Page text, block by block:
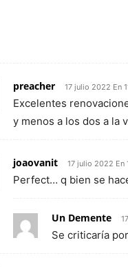
preacher 17 julio 2022 En
Excelentes
y menos a los dos a la
joaovanit 17 julio 2022 En
Perfect… q bien se
Un Demente
Se criticaría